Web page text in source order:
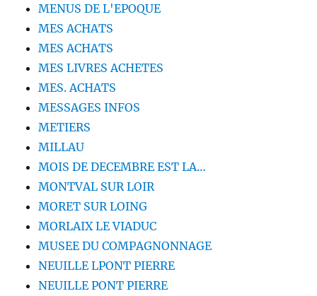
MENUS DE L'EPOQUE
MES ACHATS
MES ACHATS
MES LIVRES ACHETES
MES. ACHATS
MESSAGES INFOS
METIERS
MILLAU
MOIS DE DECEMBRE EST LA…
MONTVAL SUR LOIR
MORET SUR LOING
MORLAIX LE VIADUC
MUSEE DU COMPAGNONNAGE
NEUILLE LPONT PIERRE
NEUILLE PONT PIERRE